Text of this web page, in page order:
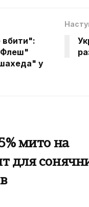
вбити":
у
мито на
для